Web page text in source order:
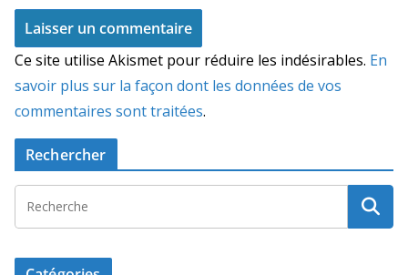
Ce site utilise Akismet pour réduire les indésirables. En
savoir plus sur la façon dont les données de vos
commentaires sont traitées.
Rechercher